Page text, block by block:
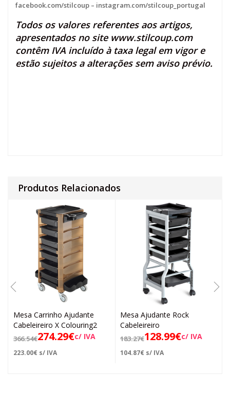
facebook.com/stilcoup – instagram.com/stilcoup_portugal
Todos os valores referentes aos artigos,
apresentados no site www.stilcoup.com
contêm IVA incluído à taxa legal em vigor e
estão sujeitos a alterações sem aviso prévio.
Produtos Relacionados
Mesa Carrinho Ajudante
Cabeleireiro X Colouring2
366.54€274.29€c/ IVA
223.00€ s/ IVA
Mesa Ajudante Rock
Cabeleireiro
183.27€128.99€c/ IVA
104.87€ s/ IVA